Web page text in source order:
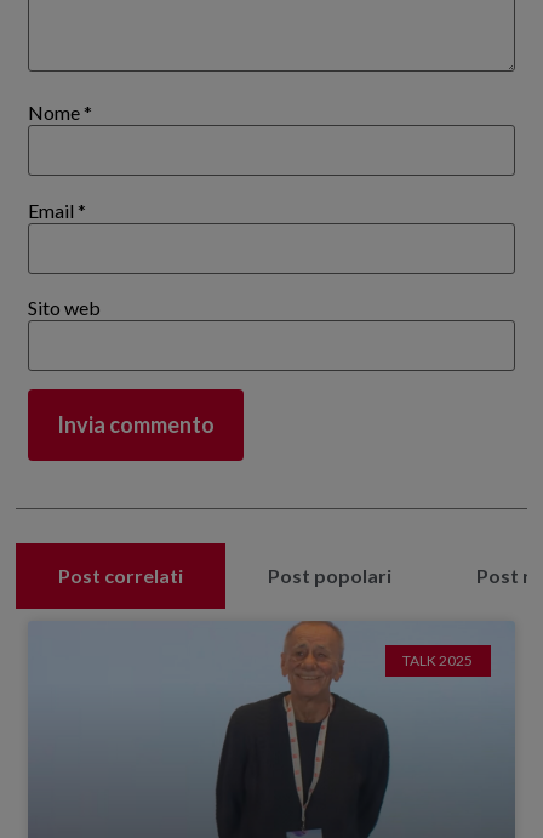
Nome *
Email *
Sito web
Post correlati Post popolari Post
TALK 2025